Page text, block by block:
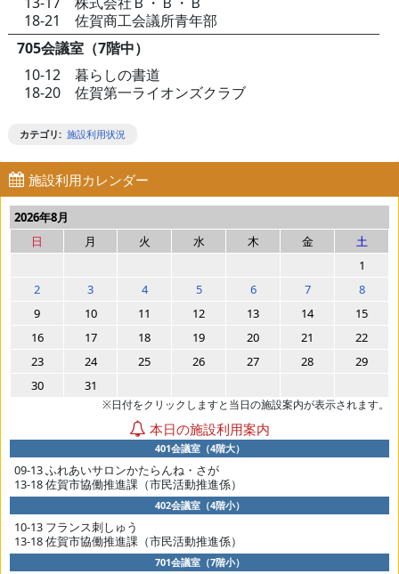
18-21 佐賀商工会議所青年部
705会議室（7階中）
10-12 暮らしの書道
18-20 佐賀第一ライオンズクラブ
カテゴリ: 施設利用状況
施設利用カレンダー
2026年8月
日
月 火 水 木 金
土
1
2
3 4 5 6 7
8
9
10 11 12 13 14
15
16
17 18 19 20 21
22
23
24 25 26 27 28
29
30
31
※日付をクリックしますと当日の施設案内が表示されます。
本日の施設利用案内
401会議室（4階大）
09-13 ふれあいサロンかたらんね・さが
13-18 佐賀市協働推進課（市民活動推進係）
402会議室（4階小）
10-13 フランス刺しゅう
13-18 佐賀市協働推進課（市民活動推進係）
701会議室（7階小）